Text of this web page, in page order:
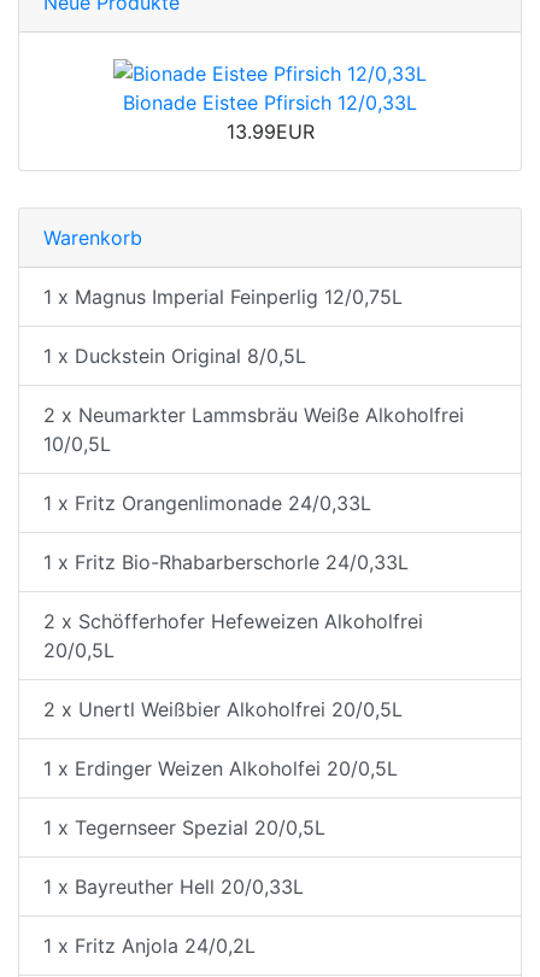
Bionade Eistee Pfirsich 12/0,33L
13.99EUR
Warenkorb
1 x Magnus Imperial Feinperlig 12/0,75L
1 x Duckstein Original 8/0,5L
2 x Neumarkter Lammsbräu Weiße Alkoholfrei
10/0,5L
1 x Fritz Orangenlimonade 24/0,33L
1 x Fritz Bio-Rhabarberschorle 24/0,33L
2 x Schöfferhofer Hefeweizen Alkoholfrei
20/0,5L
2 x Unertl Weißbier Alkoholfrei 20/0,5L
1 x Erdinger Weizen Alkoholfei 20/0,5L
1 x Tegernseer Spezial 20/0,5L
1 x Bayreuther Hell 20/0,33L
1 x Fritz Anjola 24/0,2L